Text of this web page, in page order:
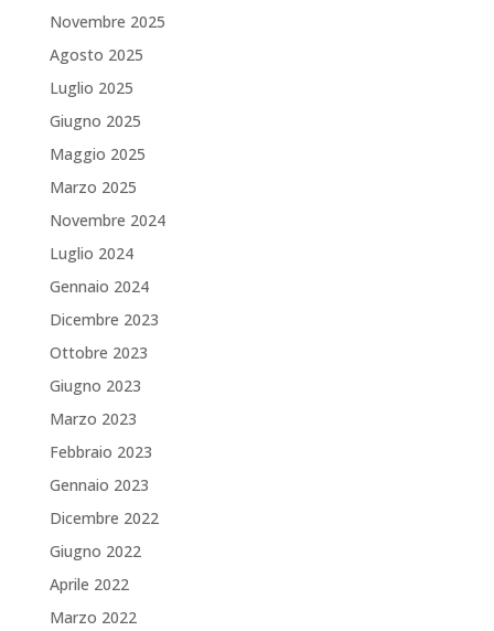
Novembre 2025
Agosto 2025
Luglio 2025
Giugno 2025
Maggio 2025
Marzo 2025
Novembre 2024
Luglio 2024
Gennaio 2024
Dicembre 2023
Ottobre 2023
Giugno 2023
Marzo 2023
Febbraio 2023
Gennaio 2023
Dicembre 2022
Giugno 2022
Aprile 2022
Marzo 2022